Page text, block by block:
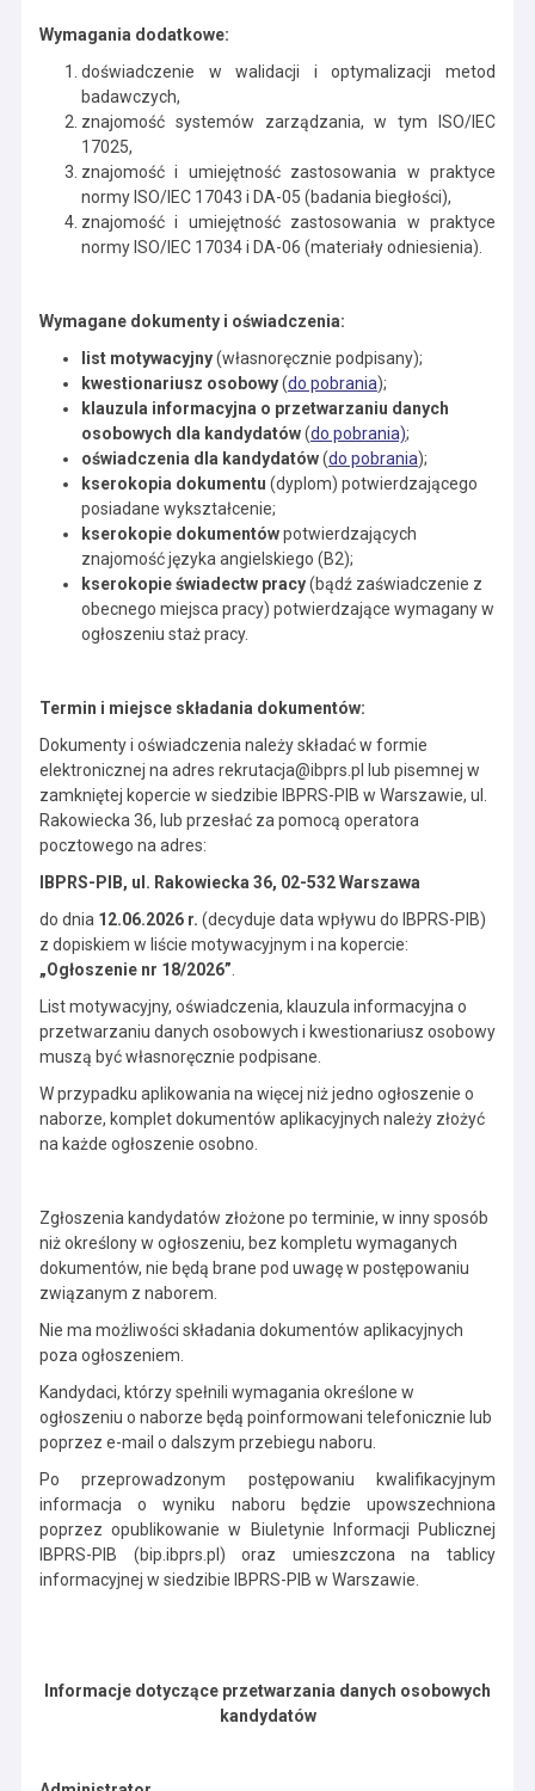
Wymagania dodatkowe:
doświadczenie w walidacji i optymalizacji metod
badawczych,
znajomość systemów zarządzania, w tym ISO/IEC
17025,
znajomość i umiejętność zastosowania w praktyce
normy ISO/IEC 17043 i DA-05 (badania biegłości),
znajomość i umiejętność zastosowania w praktyce
normy ISO/IEC 17034 i DA-06 (materiały odniesienia).
Wymagane dokumenty i oświadczenia:
list motywacyjny(własnoręcznie podpisany);
kwestionariusz osobowy(do pobrania);
klauzula informacyjna o przetwarzaniu danych
osobowych dla kandydatów(do pobrania);
oświadczenia dla kandydatów(do pobrania);
kserokopia dokumentu (dyplom) potwierdzającego
posiadane wykształcenie;
kserokopie dokumentówpotwierdzających
znajomość języka angielskiego (B2);
kserokopie świadectw pracy(bądź zaświadczenie z
obecnego miejsca pracy) potwierdzające wymagany w
ogłoszeniu staż pracy.
Termin i miejsce składania dokumentów:
Dokumenty i oświadczenia należy składać w formie
elektronicznej na adres rekrutacja@ibprs.pl lub pisemnej w
zamkniętej kopercie w siedzibie IBPRS-PIB w Warszawie, ul.
Rakowiecka 36, lub przesłać za pomocą operatora
pocztowego na adres:
IBPRS-PIB, ul. Rakowiecka 36, 02-532 Warszawa
do dnia 12.06.2026 r. (decyduje data wpływu do IBPRS-PIB)
z dopiskiem w liście motywacyjnym i na kopercie:
„Ogłoszenie nr 18/2026”
List motywacyjny, oświadczenia, klauzula informacyjna o
przetwarzaniu danych osobowych i kwestionariusz osobowy
muszą być własnoręcznie podpisane.
W przypadku aplikowania na więcej niż jedno ogłoszenie o
naborze, komplet dokumentów aplikacyjnych należy złożyć
na każde ogłoszenie osobno.
Zgłoszenia kandydatów złożone po terminie, w inny sposób
niż określony w ogłoszeniu, bez kompletu wymaganych
dokumentów, nie będą brane pod uwagę w postępowaniu
związanym z naborem.
Nie ma możliwości składania dokumentów aplikacyjnych
poza ogłoszeniem.
Kandydaci, którzy spełnili wymagania określone w
ogłoszeniu o naborze będą poinformowani telefonicznie lub
poprzez e-mail o dalszym przebiegu naboru.
Po przeprowadzonym postępowaniu kwalifikacyjnym
informacja o wyniku naboru będzie upowszechniona
poprzez opublikowanie w Biuletynie Informacji Publicznej
IBPRS-PIB (bip.ibprs.pl) oraz umieszczona na tablicy
informacyjnej w siedzibie IBPRS-PIB w Warszawie.
Informacje dotyczące przetwarzania danych osobowych
kandydatów